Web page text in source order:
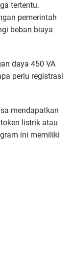
tertentu.
pemerintah
beban biaya
daya 450 VA
perlu registrasi
mendapatkan
listrik atau
ini memiliki